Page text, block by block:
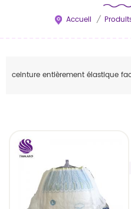
Accueil /
ceinture entièrement élastique